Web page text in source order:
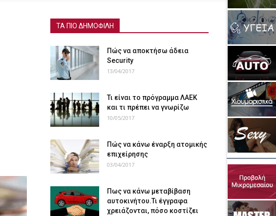
ΤΑ ΠΙΟ ΔΗΜΟΦΙΛΗ
Πώς να αποκτήσω άδεια
Security
13/04/2017
Τι είναι το πρόγραμμα ΛΑΕΚ
και τι πρέπει να γνωρίζω
10/05/2017
Πώς να κάνω έναρξη ατομικής
επιχείρησης
03/04/2017
Πως να κάνω μεταβίβαση
αυτοκινήτου.Τι έγγραφα
χρειάζονται, πόσο κοστίζει